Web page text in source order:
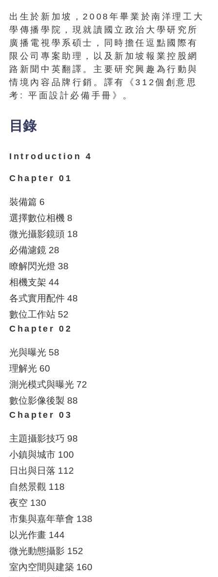
出生於新加坡，2008年畢業於南洋理工大
學傳播學院，現就讀國立政治大學研究所
廣播電視學系碩士，同時擔任逗點國際有
限公司專案助理，以及新加坡報業控股網
路新聞中英翻譯。主要研究興趣為行動與
情境內容品牌行銷。譯有《312個創意思
考: 平面設計必備手冊》。
目錄
Introduction 4
Chapter 01
裝備篇 6
選擇數位相機 8
微光攝影鏡頭 18
必備濾鏡 28
瞭解閃光燈 38
相機支架 44
各式實用配件 48
數位工作站 52
Chapter 02
光與曝光 58
理解光 60
測光模式與曝光 72
數位影像後製 88
Chapter 03
主題攝影技巧 98
小鎮與城市 100
日出與日落 112
自然景觀 118
夜空 130
市集與嘉年華會 138
以光作畫 144
微光動態攝影 152
室內空間與建築 160